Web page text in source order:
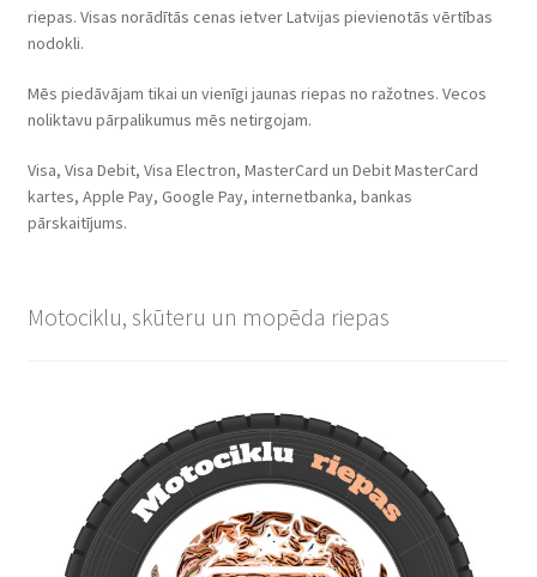
riepas. Visas norādītās cenas ietver Latvijas pievienotās vērtības
nodokli.
Mēs piedāvājam tikai un vienīgi jaunas riepas no ražotnes. Vecos
noliktavu pārpalikumus mēs netirgojam.
Visa, Visa Debit, Visa Electron, MasterCard un Debit MasterCard
kartes, Apple Pay, Google Pay, internetbanka, bankas
pārskaitījums.
Motociklu, skūteru un mopēda riepas